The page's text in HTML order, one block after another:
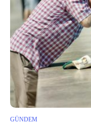
GÜNDEM